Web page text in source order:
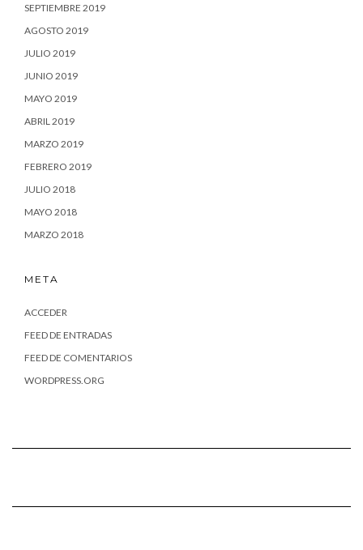
SEPTIEMBRE 2019
AGOSTO 2019
JULIO 2019
JUNIO 2019
MAYO 2019
ABRIL 2019
MARZO 2019
FEBRERO 2019
JULIO 2018
MAYO 2018
MARZO 2018
META
ACCEDER
FEED DE ENTRADAS
FEED DE COMENTARIOS
WORDPRESS.ORG